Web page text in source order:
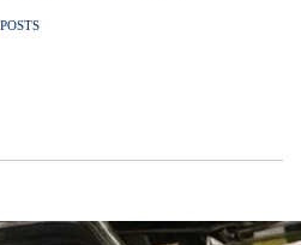
POSTS